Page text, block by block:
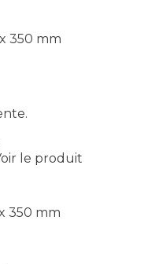
350 mm
le produit
350 mm